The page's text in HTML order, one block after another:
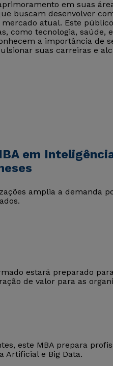
em suas
buscam desenvolver
atual. Este
como tecnologia, saúde,
a importância de
suas carreiras e
em
amplia a demanda
estará preparado
de valor para as
este MBA prepara
Artificial e Big Data.